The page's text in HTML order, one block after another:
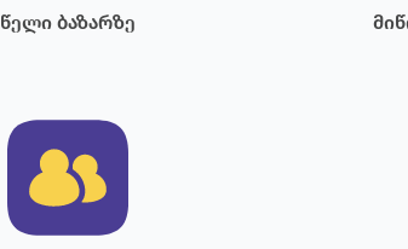
წელი ბაზარზე